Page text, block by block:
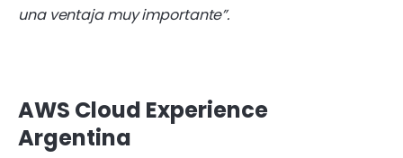
una ventaja muy importante”.
AWS Cloud Experience
Argentina